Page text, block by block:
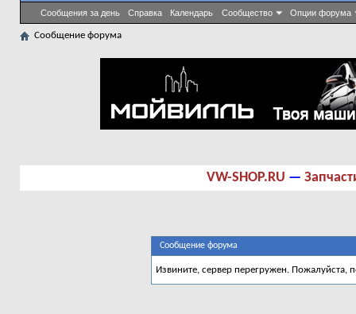
Сообщения за день Справка Календарь Сообщество Опции форума
Сообщение форума
VW-SHOP.RU —
Сообщение форума
Извините, сервер перегружен. Пожалуйста,